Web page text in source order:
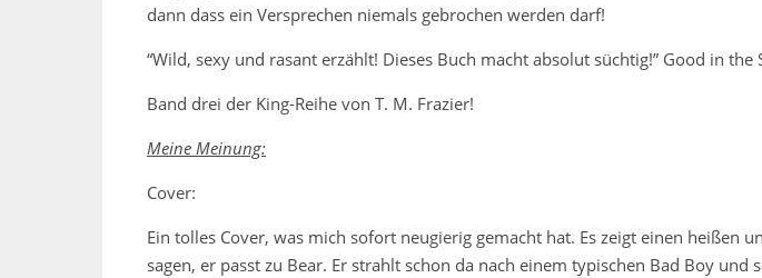
dann dass ein Versprechen niemals gebrochen werden darf!
“Wild, sexy und rasant erzählt! Dieses Buch macht absolut süchtig!” Good in the
Band drei der King-Reihe von T. M. Frazier!
Meine Meinung:
Cover:
Ein tolles Cover, was mich sofort neugierig gemacht hat. Es zeigt einen heißen
sagen, er passt zu Bear. Er strahlt schon da nach einem typischen Bad Boy und